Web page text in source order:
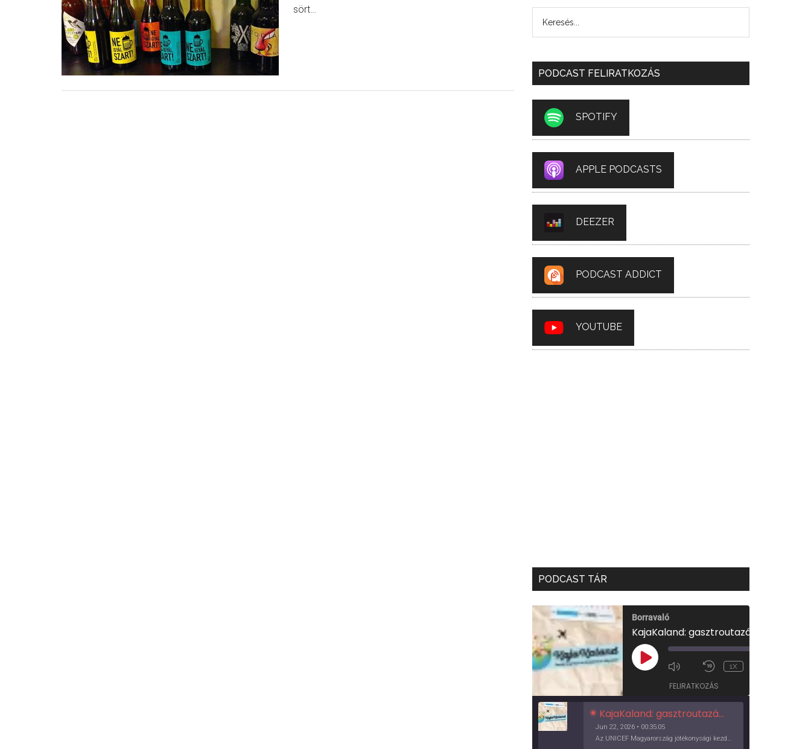
sört…
PODCAST FELIRATKOZÁS
SPOTIFY
APPLE PODCASTS
DEEZER
PODCAST ADDICT
YOUTUBE
PODCAST TÁR
Borravaló
PLAY
EPISODE
1X
FELIRATKOZÁS
KajaKaland: gasztroutazás a föld körül
Jun 22, 2026 • 00:35:05
Az UNICEF Magyarország jótékonysági kezdeményezése izgalmas, egész éves világkörüli ízutazásra hív, igazi családi program és gasztroedukáció, illetve segítség a rászorulóknak is egyben.